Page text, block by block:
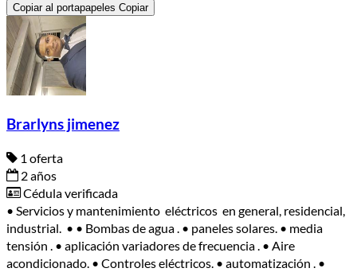
Copiar al portapapeles Copiar
Brarlyns jimenez
1 oferta
2 años
Cédula verificada
• Servicios y mantenimiento eléctricos en general, residencial,
industrial. • • Bombas de agua . • paneles solares. • media
tensión . • aplicación variadores de frecuencia . • Aire
acondicionado. • Controles eléctricos. • automatización . •